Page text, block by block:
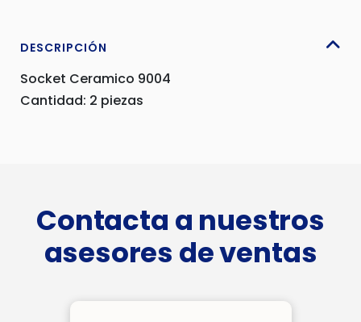
CS-
cantidad
DESCRIPCIÓN
Socket Ceramico 9004
Cantidad: 2 piezas
Contacta a nuestros
asesores de ventas